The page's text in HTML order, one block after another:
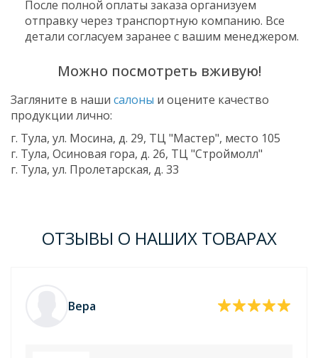
После полной оплаты заказа организуем
отправку через транспортную компанию. Все
детали согласуем заранее с вашим менеджером.
Можно посмотреть вживую!
Загляните в наши салоны и оцените качество
продукции лично:
г. Тула, ул. Мосина, д. 29, ТЦ "Мастер", место 105
г. Тула, Осиновая гора, д. 26, ТЦ "Строймолл"
г. Тула, ул. Пролетарская, д. 33
ОТЗЫВЫ О НАШИХ ТОВАРАХ
Вера